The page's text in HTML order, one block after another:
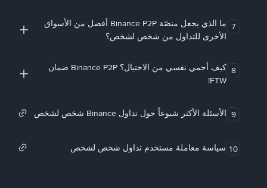
7
ما الذي يجعل منصّة Binance P2P أفضل من الأسواق
الأخرى للتداول من شخص لشخص؟
8
كيف أحمي نفسي من الاحتيال؟ Binance P2P ضمان
FTW!
9 الأسئلة الأكثر شيوعاً حول تداول Binance شخص لشخص
10 سياسة معاملة مستخدم تداول شخص لشخص